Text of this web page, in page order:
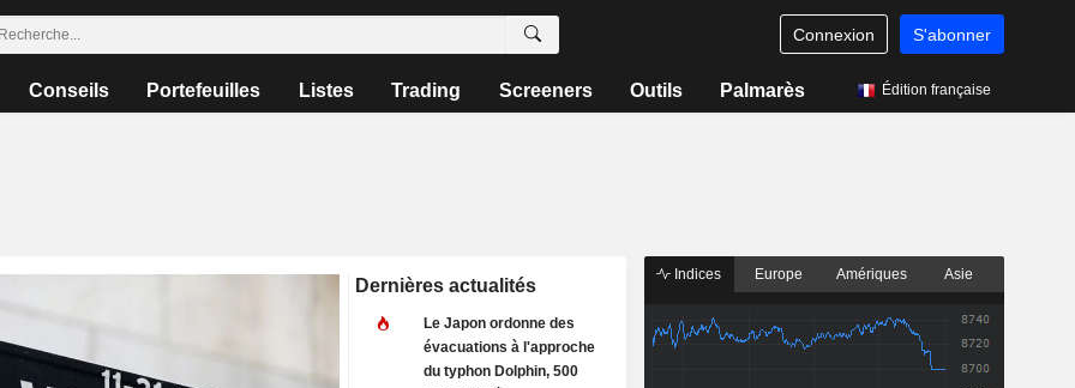
Connexion S'abonner
Conseils Portefeuilles Listes Trading Screeners Outils Palmarès Édition française
Dernières actualités
Le Japon ordonne des
évacuations à l'approche
du typhon Dolphin, 500
Indices Europe Amériques Asie